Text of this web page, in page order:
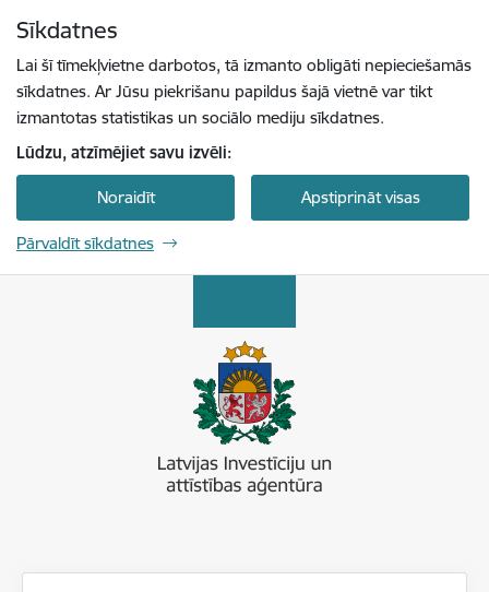
Sīkdatnes
Lai šī tīmekļvietne darbotos, tā izmanto obligāti nepieciešamās
sīkdatnes. Ar Jūsu piekrišanu papildus šajā vietnē var tikt
izmantotas statistikas un sociālo mediju sīkdatnes.
Lūdzu, atzīmējiet savu izvēli:
Noraidīt Apstiprināt visas
Pārvaldīt sīkdatnes